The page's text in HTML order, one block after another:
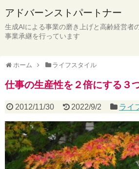
アドバーンストパートナー
生成AIによる事業の磨き上げと高齢経営者
事業承継を行っています
ホーム ライフスタイル
仕事の生産性を２倍にする３
2012/11/30 2022/9/2 ライ